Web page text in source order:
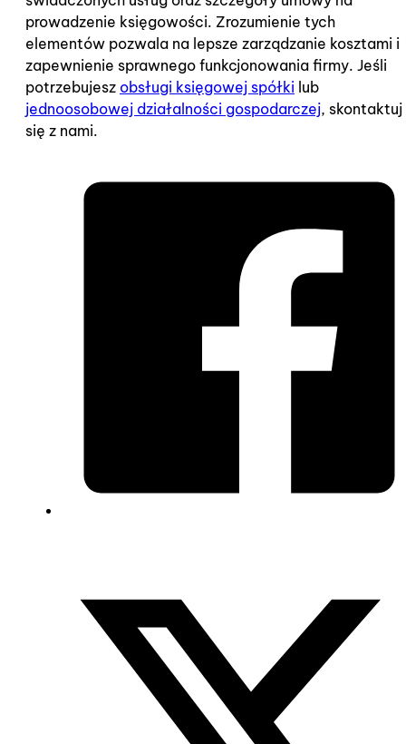
prowadzenie księgowości. Zrozumienie tych
elementów pozwala na lepsze zarządzanie kosztami i
zapewnienie sprawnego funkcjonowania firmy. Jeśli
potrzebujesz obsługi księgowej spółki lub
jednoosobowej działalności gospodarczej, skontaktuj
się z nami.